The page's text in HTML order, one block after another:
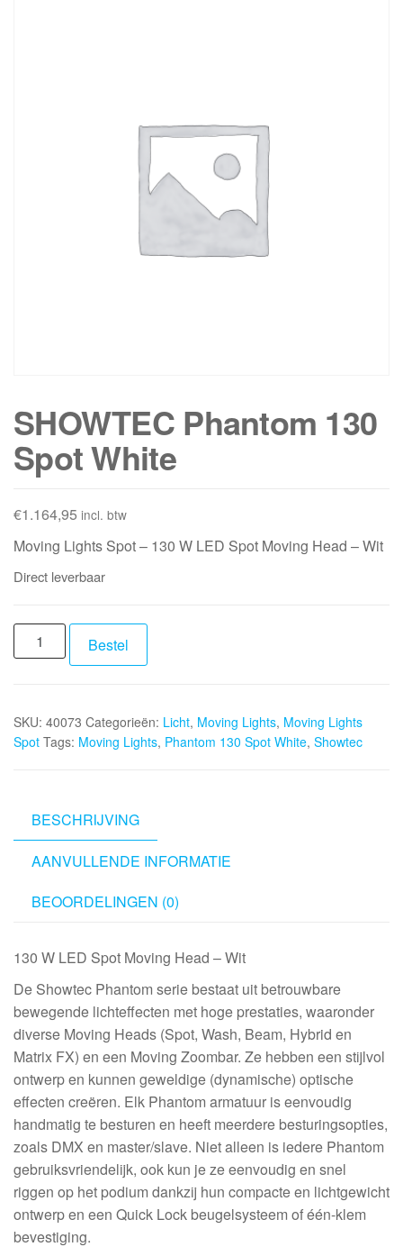
SHOWTEC Phantom 130
Spot White
€1.164,95 incl. btw
Moving Lights Spot – 130 W LED Spot Moving Head – Wit
Direct leverbaar
SHOWTEC
Phantom
White
aantal
Bestel
SKU: 40073 Categorieën: Licht, Moving Lights, Moving Lights
Spot Tags: Moving Lights, Phantom 130 Spot White, Showtec
BESCHRIJVING
AANVULLENDE INFORMATIE
BEOORDELINGEN (0)
130 W LED Spot Moving Head – Wit
De Showtec Phantom serie bestaat uit betrouwbare
bewegende lichteffecten met hoge prestaties, waaronder
diverse Moving Heads (Spot, Wash, Beam, Hybrid en
Matrix FX) en een Moving Zoombar. Ze hebben een stijlvol
ontwerp en kunnen geweldige (dynamische) optische
effecten creëren. Elk Phantom armatuur is eenvoudig
handmatig te besturen en heeft meerdere besturingsopties,
zoals DMX en master/slave. Niet alleen is iedere Phantom
gebruiksvriendelijk, ook kun je ze eenvoudig en snel
riggen op het podium dankzij hun compacte en lichtgewicht
ontwerp en een Quick Lock beugelsysteem of één-klem
bevestiging.